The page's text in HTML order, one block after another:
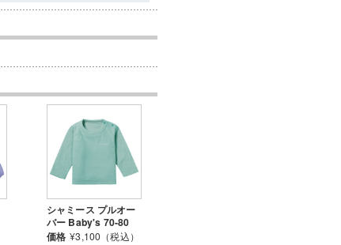
シャミース プルオー
バー Baby's 70-80
価格 ¥3,100（税込）